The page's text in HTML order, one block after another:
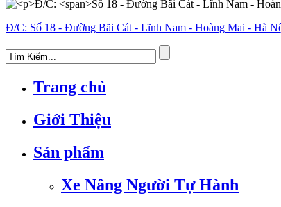
Đ/C: Số 18 - Đường Bãi Cát - Lĩnh Nam - Hoàng Mai - Hà
Trang chủ
Giới Thiệu
Sản phẩm
Xe Nâng Người Tự Hành